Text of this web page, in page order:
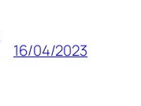
16/04/2023